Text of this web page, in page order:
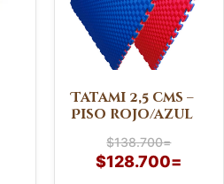
Tatami 2,5 cms –
Piso rojo/azul
$138.700=
$138.700=.
$128.700=